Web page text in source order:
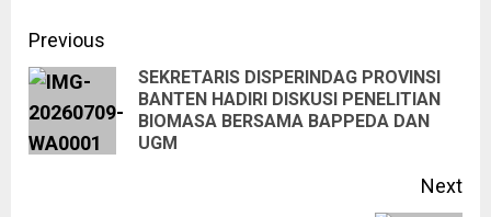
Previous
SEKRETARIS DISPERINDAG PROVINSI
BANTEN HADIRI DISKUSI PENELITIAN
BIOMASA BERSAMA BAPPEDA DAN
UGM
Next